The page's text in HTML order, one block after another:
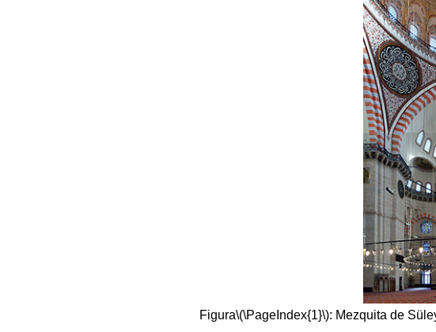
Figura\(\PageIndex{1}\): Mezquita de